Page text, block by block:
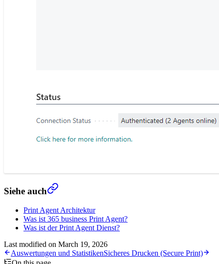
Siehe auch
Print Agent Architektur
Was ist 365 business Print Agent?
Was ist der Print Agent Dienst?
Last modified on March 19, 2026
Auswertungen und StatistikenSicheres Drucken (Secure Print)